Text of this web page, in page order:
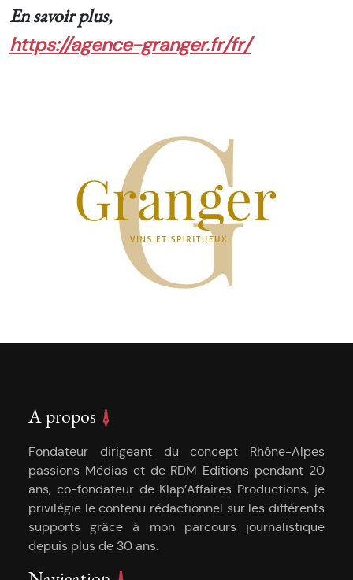
En savoir plus,
https://agence-granger.fr/fr/
A propos
Fondateur dirigeant du concept Rhône-Alpes
passions Médias et de RDM Editions pendant 20
ans, co-fondateur de Klap’Affaires Productions, je
privilégie le contenu rédactionnel sur les différents
supports grâce à mon parcours journalistique
depuis plus de 30 ans.